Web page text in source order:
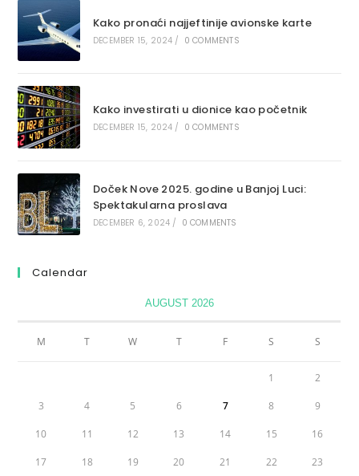
Kako pronaći najjeftinije avionske karte
DECEMBER 15, 2024 / 0 COMMENTS
Kako investirati u dionice kao početnik
DECEMBER 15, 2024 / 0 COMMENTS
Doček Nove 2025. godine u Banjoj Luci:
Spektakularna proslava
DECEMBER 6, 2024 / 0 COMMENTS
Calendar
AUGUST 2026
M T W T F S S
1 2
3 4 5 6 7 8 9
10 11 12 13 14 15 16
17 18 19 20 21 22 23